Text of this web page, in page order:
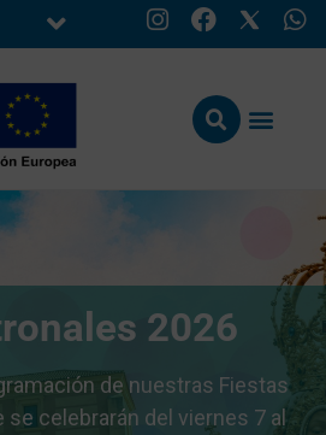
2026
de nuestras Fiestas
se celebrarán del viernes 7 al